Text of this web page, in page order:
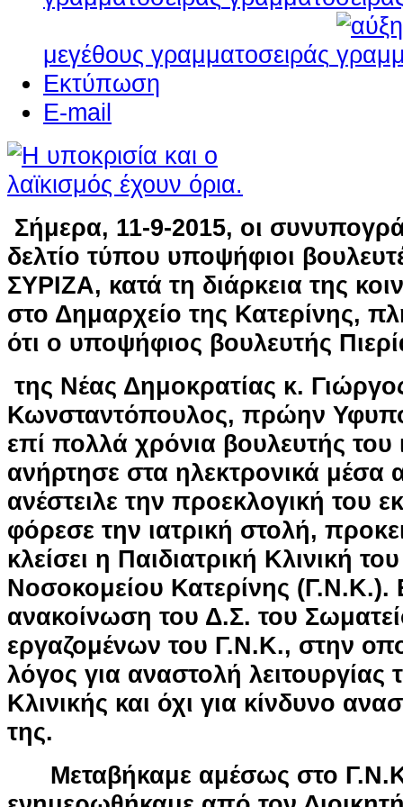
μεγέθους γραμματοσειράς
Εκτύπωση
E-mail
Σήμερα, 11-9-2015, οι
δελτίο τύπου υποψήφιοι
ΣΥΡΙΖΑ, κατά τη διάρκεια της
στο Δημαρχείο της Κατερίνης,
ότι ο υποψήφιος βουλευτής
της Νέας Δημοκρατίας κ.
Κωνσταντόπουλος, πρώην
επί πολλά χρόνια βουλευτής του
ανήρτησε στα ηλεκτρονικά μέσα
ανέστειλε την προεκλογική του
φόρεσε την ιατρική στολή,
κλείσει η Παιδιατρική Κλινική
Νοσοκομείου Κατερίνης (Γ.Ν.Κ.).
ανακοίνωση του Δ.Σ. του
εργαζομένων του Γ.Ν.Κ., στην
λόγος για αναστολή λειτουργίας
Κλινικής και όχι για κίνδυνο
της.
Μεταβήκαμε αμέσως στο